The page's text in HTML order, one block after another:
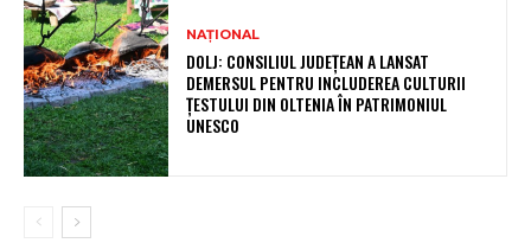
NAȚIONAL
DOLJ: CONSILIUL JUDEȚEAN A LANSAT
DEMERSUL PENTRU INCLUDEREA CULTURII
ȚESTULUI DIN OLTENIA ÎN PATRIMONIUL
UNESCO